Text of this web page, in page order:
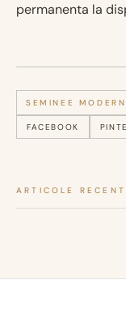
permanenta la
SEMINEE
FACEBOOK
ARTICOLE